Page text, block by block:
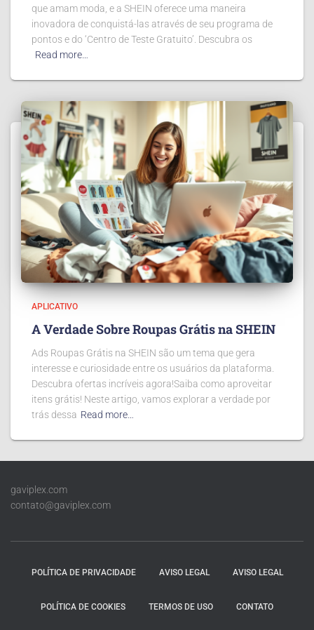
que amam moda, e a SHEIN oferece uma maneira
inovadora de conquistá-las através de seu programa de
pontos e do ‘Centro de Teste Gratuito’. Descubra os
Read more…
APLICATIVO
A Verdade Sobre Roupas Grátis na SHEIN
Ads Roupas Grátis na SHEIN são um tema que gera
interesse e curiosidade entre os usuários da plataforma.
Descubra ofertas incríveis agora!Saiba como aproveitar
itens grátis! Neste artigo, vamos explorar a verdade por
trás dessa Read more…
gaviplex.com
contato@gaviplex.com
POLÍTICA DE PRIVACIDADE AVISO LEGAL AVISO LEGAL
POLÍTICA DE COOKIES TERMOS DE USO CONTATO